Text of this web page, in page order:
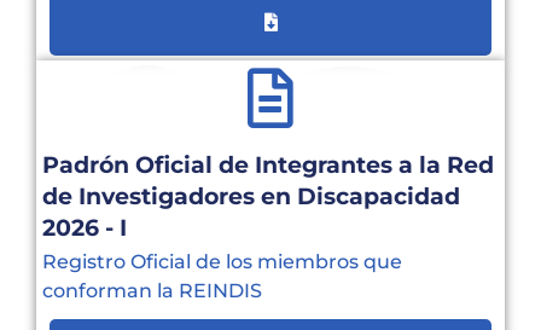
Padrón Oficial de Integrantes a la Red
de Investigadores en Discapacidad
2026 - I
Registro Oficial de los miembros que
conforman la REINDIS